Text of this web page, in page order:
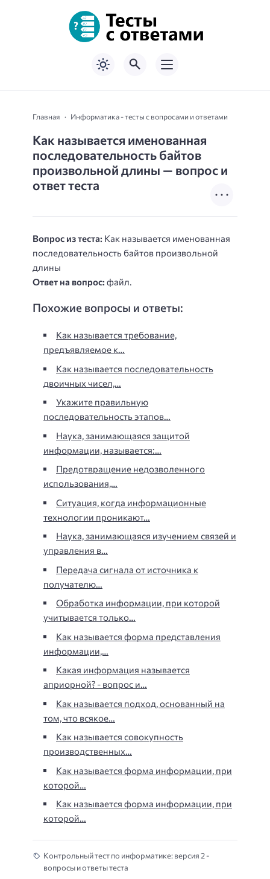
Главная Информатика - тесты с вопросами и ответами
Как называется именованная
последовательность байтов
произвольной длины — вопрос и
ответ теста
Вопрос из теста: Как называется именованная
последовательность байтов произвольной
длины
Ответ на вопрос: файл.
Похожие вопросы и ответы:
Как называется требование,
предъявляемое к…
Как называется последовательность
двоичных чисел,…
Укажите правильную
последовательность этапов…
Наука, занимающаяся защитой
информации, называется:…
Предотвращение недозволенного
использования,…
Ситуация, когда информационные
технологии проникают…
Наука, занимающаяся изучением связей и
управления в…
Передача сигнала от источника к
получателю…
Обработка информации, при которой
учитывается только…
Как называется форма представления
информации,…
Какая информация называется
априорной? - вопрос и…
Как называется подход, основанный на
том, что всякое…
Как называется совокупность
производственных…
Как называется форма информации, при
которой…
Как называется форма информации, при
которой…
Контрольный тест по информатике: версия 2 -
вопросы и ответы теста